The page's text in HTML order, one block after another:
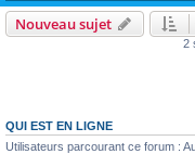
Nouveau sujet
2
QUI EST EN LIGNE
Utilisateurs parcourant ce forum :